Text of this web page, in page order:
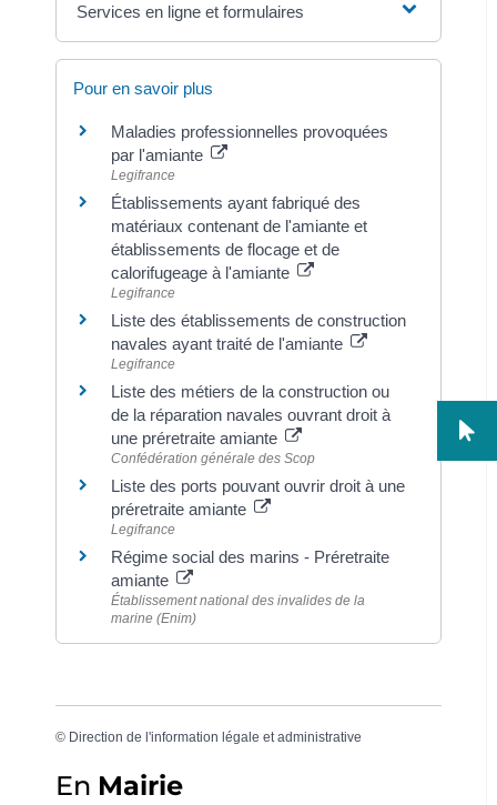
Services en ligne et formulaires
Pour en savoir plus
Maladies professionnelles provoquées
par l'amiante
Legifrance
Établissements ayant fabriqué des
matériaux contenant de l'amiante et
établissements de flocage et de
calorifugeage à l'amiante
Legifrance
Liste des établissements de construction
navales ayant traité de l'amiante
Legifrance
Liste des métiers de la construction ou
de la réparation navales ouvrant droit à
une préretraite amiante
Confédération générale des Scop
Liste des ports pouvant ouvrir droit à une
préretraite amiante
Legifrance
Régime social des marins - Préretraite
amiante
Établissement national des invalides de la
marine (Enim)
© Direction de l'information légale et administrative
En Mairie